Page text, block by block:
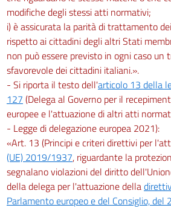
modifiche degli stessi atti normativi;
i) è assicurata la parità di trattamento
rispetto ai cittadini degli altri Stati
non può essere previsto in ogni caso
sfavorevole dei cittadini italiani.».
- Si riporta il testo dell'articolo 13 della
127 (Delega al Governo per il
europee e l'attuazione di altri atti
- Legge di delegazione europea 2021):
«Art. 13 (Principi e criteri direttivi per
(UE) 2019/1937, riguardante la
segnalano violazioni del diritto
della delega per l'attuazione della
Parlamento europeo e del Consiglio,